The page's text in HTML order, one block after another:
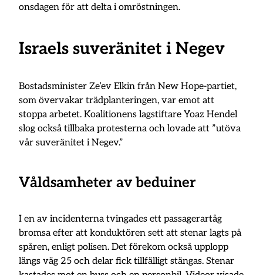
onsdagen för att delta i omröstningen.
Israels suveränitet i Negev
Bostadsminister Ze’ev Elkin från New Hope-partiet,
som övervakar trädplanteringen, var emot att
stoppa arbetet. Koalitionens lagstiftare Yoaz Hendel
slog också tillbaka protesterna och lovade att ”utöva
vår suveränitet i Negev.”
Våldsamheter av beduiner
I en av incidenterna tvingades ett passagerartåg
bromsa efter att konduktören sett att stenar lagts på
spåren, enligt polisen. Det förekom också upplopp
längs väg 25 och delar fick tillfälligt stängas. Stenar